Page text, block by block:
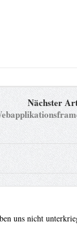
Nächster
uns nicht